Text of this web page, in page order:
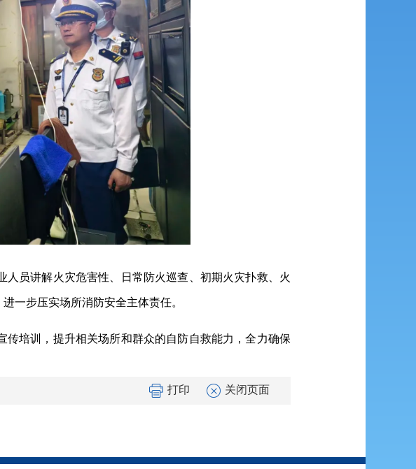
员讲解火灾危害性、日常防火巡查、初期火灾扑救、火
一步压实场所消防安全主体责任。
培训，提升相关场所和群众的自防自救能力，全力确保
打印 关闭页面